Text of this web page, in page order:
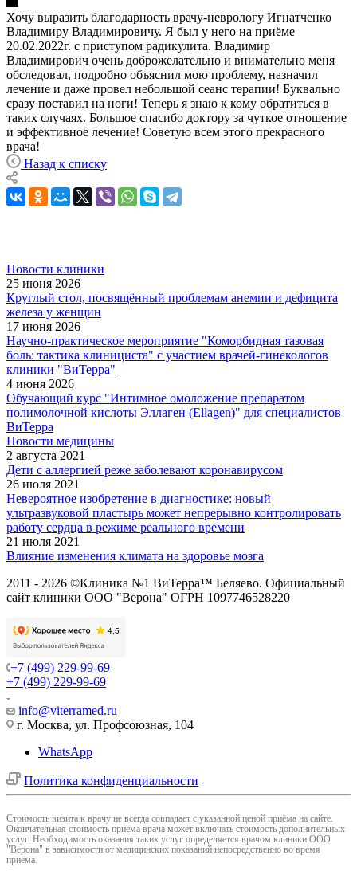
Хочу выразить благодарность врачу-неврологу Игнатченко
Владимиру Владимировичу. Я был у него на приёме
20.02.2022г. с приступом радикулита. Владимир
Владимирович очень доброжелательно и внимательно меня
обследовал, подробно объяснил мою проблему, назначил
лечение и даже провел небольшой сеанс терапии! Буквально
сразу поставил на ноги! Теперь я знаю к кому обратиться в
таких случаях. Большое спасибо доктору за чуткое отношение
и эффективное лечение! Советую всем этого прекрасного
врача!
Назад к списку
Новости клиники
25 июня 2026
Круглый стол, посвящённый проблемам анемии и дефицита
железа у женщин
17 июня 2026
Научно-практическое мероприятие "Коморбидная тазовая
боль: тактика клинициста" с участием врачей-гинекологов
клиники "ВиТерра"
4 июня 2026
Обучающий курс "Интимное омоложение препаратом
полимолочной кислоты Эллаген (Ellagen)" для специалистов
ВиТерра
Новости медицины
2 августа 2021
Дети с аллергией реже заболевают коронавирусом
26 июля 2021
Невероятное изобретение в диагностике: новый
ультразвуковой пластырь может непрерывно контролировать
работу сердца в режиме реального времени
21 июля 2021
Влияние изменения климата на здоровье мозга
2011 - 2026 ©Клиника №1 ВиТерра™ Беляево. Официальный
сайт клиники ООО "Верона" ОГРН 1097746528220
+7 (499) 229-99-69
+7 (499) 229-99-69
info@viterramed.ru
г. Москва, ул. Профсоюзная, 104
WhatsApp
Политика конфиденциальности
Cтоимость визита к врачу не всегда совпадает с указанной ценой приёма на сайте.
Окончательная стоимость приема врача может включать стоимость дополнительных
услуг. Необходимость оказания таких услуг определяется врачом клиники ООО
"Верона" в зависимости от медицинских показаний непосредственно во время
приёма.